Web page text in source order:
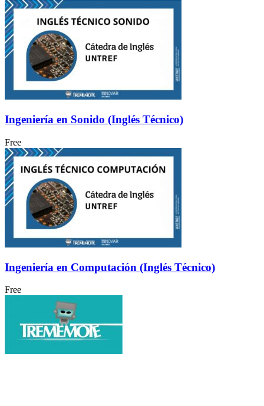
Ingeniería en Sonido (Inglés Técnico)
Free
Ingeniería en Computación (Inglés Técnico)
Free